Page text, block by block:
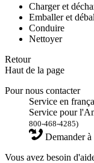
Charger et
Emballer et
Conduire
Nettoyer
Retour
Haut de la page
Pour nous contacter
Service en
Service pour
800-468-4285)
Demander à
Vous avez besoin